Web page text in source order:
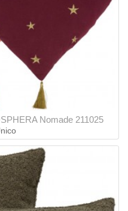
Nomade 211025